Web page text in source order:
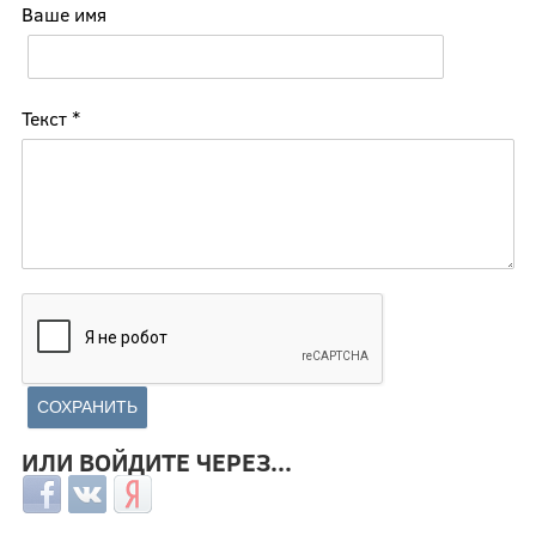
Ваше имя
Текст *
ИЛИ ВОЙДИТЕ ЧЕРЕЗ...
Login with Facebook
Login with ВКонтакте
Login with Яндекс